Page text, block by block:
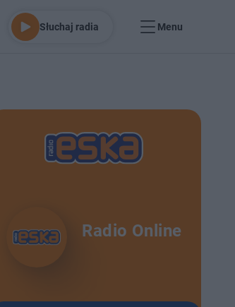
Słuchaj radia Menu
Radio Online